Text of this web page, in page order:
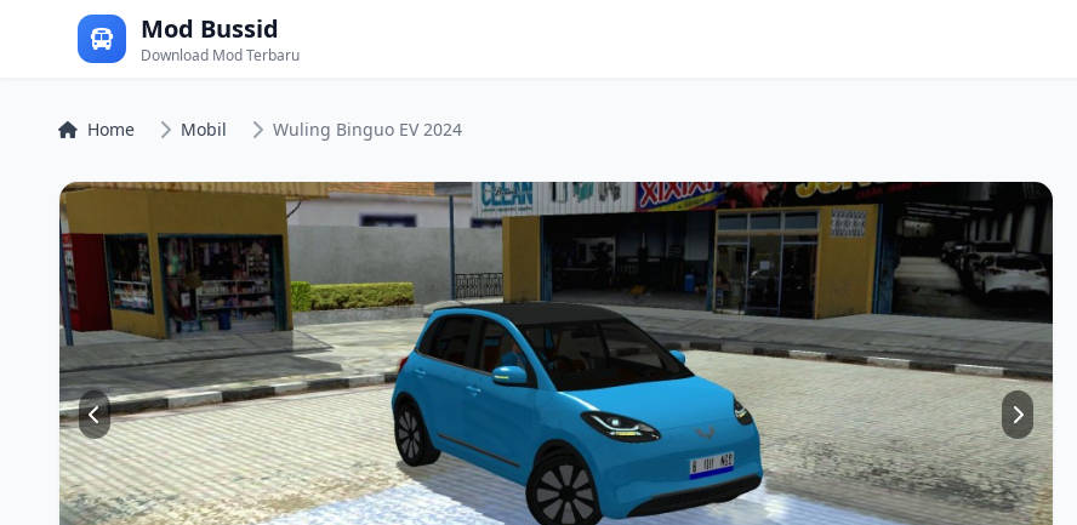
Mod Bussid
Download Mod Terbaru
Home Mobil Wuling Binguo EV 2024